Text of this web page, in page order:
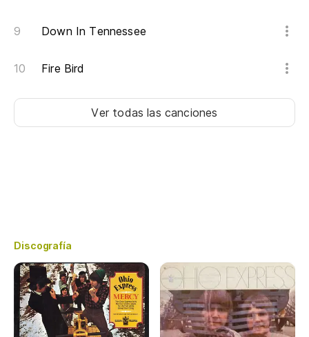
Down In Tennessee
Fire Bird
Ver todas las canciones
Discografía